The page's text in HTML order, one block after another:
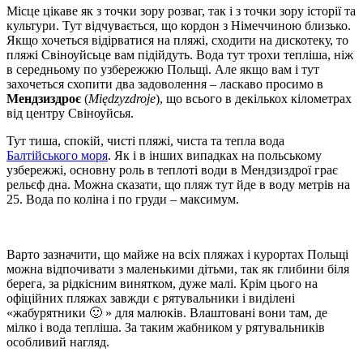
Місце цікаве як з точки зору розваг, так і з точки зору історії та
культури. Тут відчувається, що кордон з Німеччиною близько.
Якщо хочеться відірватися на пляжі, сходити на дискотеку, то
пляжі Свіноуйсьце вам підійдуть. Вода тут трохи тепліша, ніж
в середньому по узбережжю Польщі. Але якщо вам і тут
захочеться схопити два задоволення – ласкаво просимо в
Мендзиздроє (Międzyzdroje), що всього в декількох кілометрах
від центру Свіноуйсья.
Тут тиша, спокій, чисті пляжі, чиста та тепла вода
Балтійського моря. Як і в інших випадках на польському
узбережжі, основну роль в теплоті води в Мендзиздрої грає
рельєф дна. Можна сказати, що пляж тут йде в воду метрів на
25. Вода по коліна і по груди – максимум.
Варто зазначити, що майже на всіх пляжах і курортах Польщі
можна відпочивати з маленькими дітьми, так як глибини біля
берега, за рідкісним винятком, дуже малі. Крім цього на
офіційних пляжах завжди є рятувальники і виділені
«жабурятники 🙂 » для малюків. Влаштовані вони там, де
мілко і вода тепліша. За таким жабником у рятувальників
особливий нагляд.